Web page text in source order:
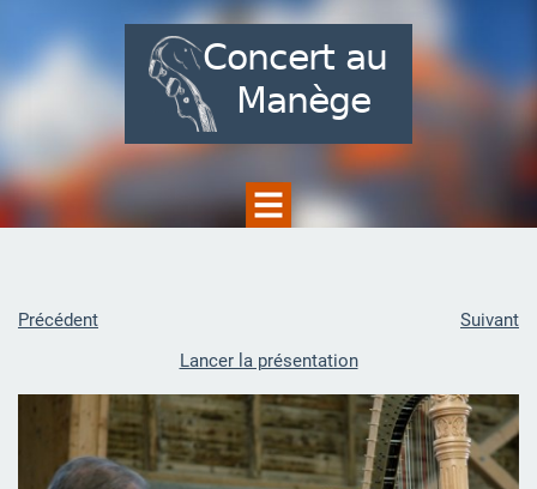
Précédent
Suivant
Lancer la présentation